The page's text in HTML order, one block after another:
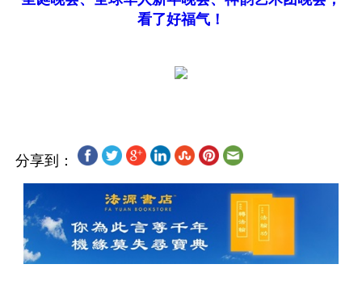
看了好福气！
分享到：